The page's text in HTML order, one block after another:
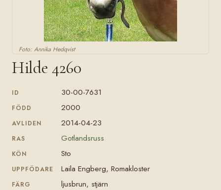
Foto: Annika Hedqvist
Hilde 4260
ID 30-00-7631
FÖDD 2000
AVLIDEN 2014-04-23
RAS Gotlandsruss
KÖN Sto
UPPFÖDARE Laila Engberg, Romakloster
FÄRG ljusbrun, stjärn